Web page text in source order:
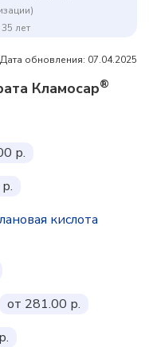
лет
Дата обновления: 07.04.2025
Кламосар®
р.
кислота
от 281.00 р.